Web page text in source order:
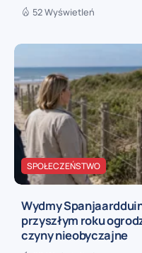
52 Wyświetleń
SPOŁECZEŃSTWO
Wydmy
przyszłym roku
czyny nieobyczajne